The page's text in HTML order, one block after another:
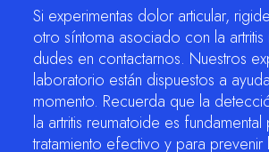
Si experimentas dolor articular,
otro síntoma asociado con la
dudes en contactarnos. Nuestros
laboratorio están dispuestos a
momento. Recuerda que la
la artritis reumatoide es fundamental
tratamiento efectivo y para prevenir